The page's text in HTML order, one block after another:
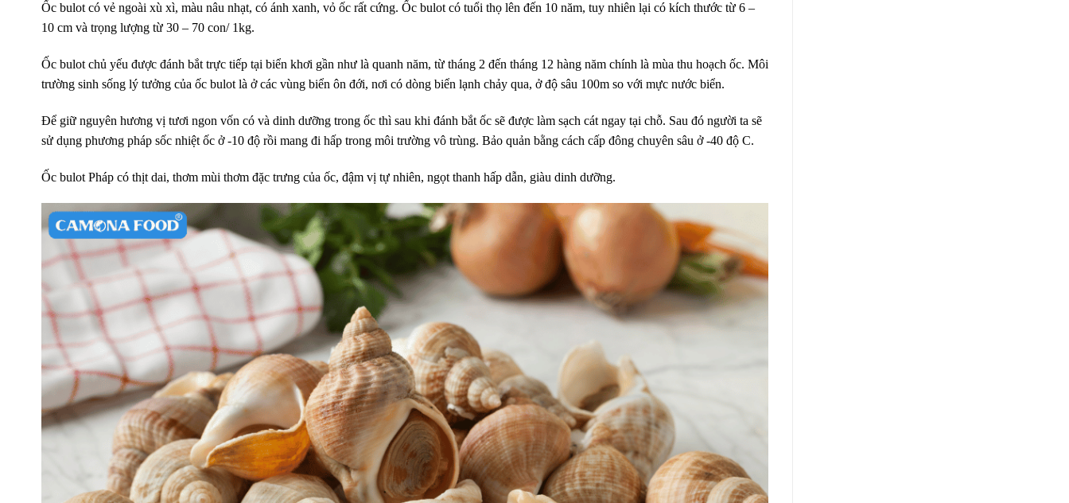
Ốc bulot có vẻ ngoài xù xì, màu nâu nhạt, có ánh xanh, vỏ ốc rất cứng. Ốc bulot có tuổi thọ lên đến 10 năm, tuy nhiên lại có kích thước từ 6 –
10 cm và trọng lượng từ 30 – 70 con/ 1kg.
Ốc bulot chủ yếu được đánh bắt trực tiếp tại biển khơi gần như là quanh năm, từ tháng 2 đến tháng 12 hàng năm chính là mùa thu hoạch ốc. Môi
trường sinh sống lý tưởng của ốc bulot là ở các vùng biển ôn đới, nơi có dòng biển lạnh chảy qua, ở độ sâu 100m so với mực nước biển.
Để giữ nguyên hương vị tươi ngon vốn có và dinh dưỡng trong ốc thì sau khi đánh bắt ốc sẽ được làm sạch cát ngay tại chỗ. Sau đó người ta sẽ
sử dụng phương pháp sốc nhiệt ốc ở -10 độ rồi mang đi hấp trong môi trường vô trùng. Bảo quản bằng cách cấp đông chuyên sâu ở -40 độ C.
Ốc bulot Pháp có thịt dai, thơm mùi thơm đặc trưng của ốc, đậm vị tự nhiên, ngọt thanh hấp dẫn, giàu dinh dưỡng.